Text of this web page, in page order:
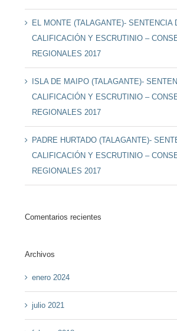
EL MONTE (TALAGANTE)- SENTENCIA
CALIFICACIÓN Y ESCRUTINIO –
REGIONALES 2017
ISLA DE MAIPO (TALAGANTE)-
CALIFICACIÓN Y ESCRUTINIO –
REGIONALES 2017
PADRE HURTADO (TALAGANTE)-
CALIFICACIÓN Y ESCRUTINIO –
REGIONALES 2017
Comentarios recientes
Archivos
enero 2024
julio 2021